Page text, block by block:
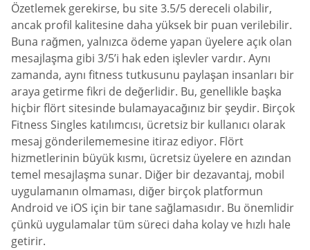
Özetlemek gerekirse, bu site 3.5/5 dereceli olabilir,
ancak profil kalitesine daha yüksek bir puan verilebilir.
Buna rağmen, yalnızca ödeme yapan üyelere açık olan
mesajlaşma gibi 3/5’i hak eden işlevler vardır. Aynı
zamanda, aynı fitness tutkusunu paylaşan insanları bir
araya getirme fikri de değerlidir. Bu, genellikle başka
hiçbir flört sitesinde bulamayacağınız bir şeydir. Birçok
Fitness Singles katılımcısı, ücretsiz bir kullanıcı olarak
mesaj gönderilememesine itiraz ediyor. Flört
hizmetlerinin büyük kısmı, ücretsiz üyelere en azından
temel mesajlaşma sunar. Diğer bir dezavantaj, mobil
uygulamanın olmaması, diğer birçok platformun
Android ve iOS için bir tane sağlamasıdır. Bu önemlidir
çünkü uygulamalar tüm süreci daha kolay ve hızlı hale
getirir.